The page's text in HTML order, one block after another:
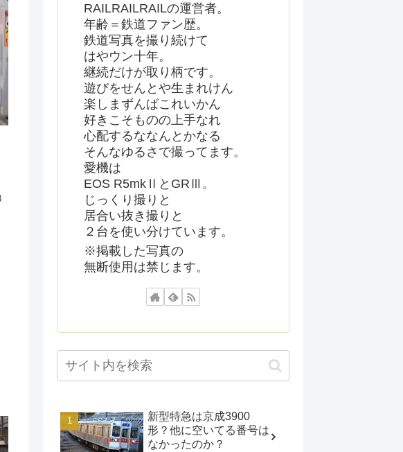
RAILRAILRAILの運営者。
年齢＝鉄道ファン歴。
鉄道写真を撮り続けて
はやウン十年。
継続だけが取り柄です。
遊びをせんとや生まれけん
楽しまずんばこれいかん
好きこそものの上手なれ
心配するななんとかなる
そんなゆるさで撮ってます。
愛機は
EOS R5mkⅡとGRⅢ。
じっくり撮りと
居合い抜き撮りと
２台を使い分けています。
※掲載した写真の
無断使用は禁じます。
新型特急は京成3900
形？他に空いてる番号は
なかったのか？